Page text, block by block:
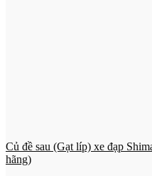
Củ đề sau (Gạt líp) xe đạp
hãng)